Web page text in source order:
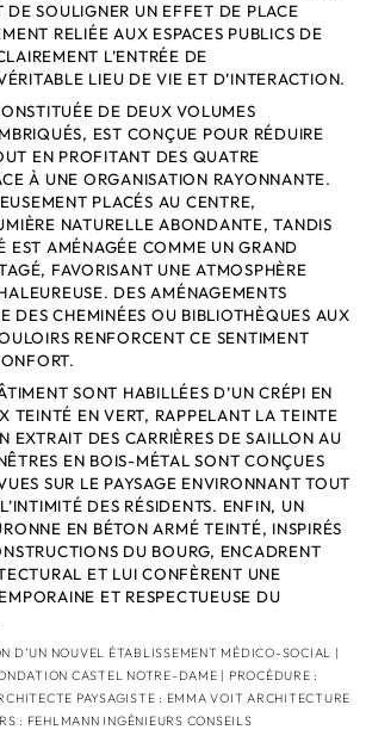
DE SOULIGNER UN EFFET DE PLACE
RELIÉE AUX ESPACES PUBLICS DE
L’ENTRÉE DE
LIEU DE VIE ET D’INTERACTION.
DE DEUX VOLUMES
EST CONÇUE POUR RÉDUIRE
EN PROFITANT DES QUATRE
À UNE ORGANISATION RAYONNANTE.
PLACÉS AU CENTRE,
NATURELLE ABONDANTE, TANDIS
EST AMÉNAGÉE COMME UN GRAND
FAVORISANT UNE ATMOSPHÈRE
DES AMÉNAGEMENTS
DES CHEMINÉES OU BIBLIOTHÈQUES AUX
RENFORCENT CE SENTIMENT
SONT HABILLÉES D’UN CRÉPI EN
TEINTÉ EN VERT, RAPPELANT LA TEINTE
EXTRAIT DES CARRIÈRES DE SAILLON AU
EN BOIS-MÉTAL SONT CONÇUES
SUR LE PAYSAGE ENVIRONNANT TOUT
DES RÉSIDENTS. ENFIN, UN
EN BÉTON ARMÉ TEINTÉ, INSPIRÉS
DU BOURG, ENCADRENT
ET LUI CONFÈRENT UNE
ET RESPECTUEUSE DU
D’UN NOUVEL ÉTABLISSEMENT MÉDICO-SOCIAL |
CASTEL NOTRE-DAME | PROCÉDURE :
PAYSAGISTE : EMMA VOIT ARCHITECTURE
: FEHLMANN INGÉNIEURS CONSEILS